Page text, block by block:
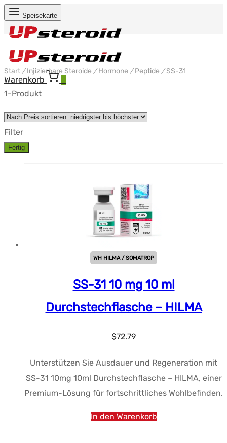
Speisekarte
Warenkorb
Start / Injizierbare Steroide / Hormone / Peptide /SS-31
1-Produkt
Filter
Fertig
WH HILMA / SOMATROP
SS-31 10 mg 10 ml
Durchstechflasche – HILMA
$72.79
Unterstützen Sie Ausdauer und Regeneration mit
SS-31 10mg 10ml Durchstechflasche – HILMA, einer
Premium-Lösung für fortschrittliches Wohlbefinden.
In den Warenkorb